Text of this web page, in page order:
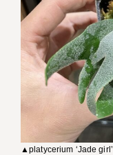
▲platycerium ‘Jade girl’